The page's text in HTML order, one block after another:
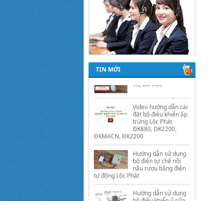
TIN MỚI
Trứng Giả Lộc Phát
Có Nước - Giải Pháp
Ấp Hiệu Quả Cho Gà,
Vịt, Bồ Câu
Video hướng dẫn cài
đặt bộ điều khiển ấp
ĐK880, DK2200,
ĐKMACN, ĐK2200
Hướng dẫn sử dụng
bộ điện tự chế nồi
nấu rượu bằng điện
tự động Lộc Phát
Hướng dẫn sử dụng
bộ điều khiển ủ sữa
chua công nghiệp